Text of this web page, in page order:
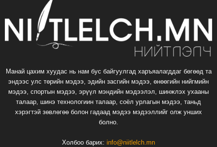
Манай цахим хуудас нь нам бус байгуулгад харъяалагддаг бөгөөд та
эндээс улс төрийн мэдээ, эдийн засгийн мэдээ, өнөөгийн нийгмийн
мэдээ, спортын мэдээ, эрүүл мэндийн мэдээлэл, шинжлэх ухааны
талаар, шинэ технологиин талаар, соёл урлагын мэдээ, таньд
хэрэгтэй зөвлөгөө болон гадаад мэдээ мэдээллийг олж унших
болно.
Холбоо барих: info@niitlelch.mn